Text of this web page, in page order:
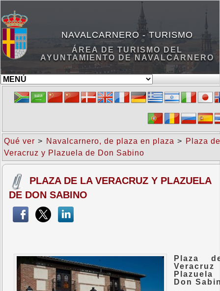
NAVALCARNERO - TURISMO
ÁREA DE TURISMO DEL
AYUNTAMIENTO DE NAVALCARNERO
Qué ver > Navalcarnero, de plaza en plaza > Plaza
Veracruz y Plazuela de Don Sabino
PLAZA DE LA VERACRUZ Y PLAZUELA
DE DON SABINO
Plaza
Don